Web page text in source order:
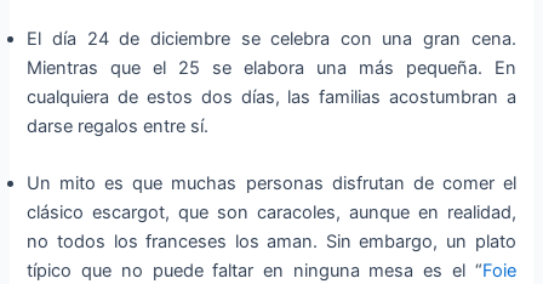
El día 24 de diciembre se celebra con una gran cena.
Mientras que el 25 se elabora una más pequeña. En
cualquiera de estos dos días, las familias acostumbran a
darse regalos entre sí.
Un mito es que muchas personas disfrutan de comer el
clásico escargot, que son caracoles, aunque en realidad,
no todos los franceses los aman. Sin embargo, un plato
típico que no puede faltar en ninguna mesa es el “Foie